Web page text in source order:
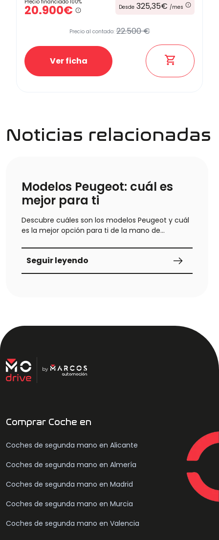
Precio financiado 100%
20.900€ Desde 325,35€ /mes
Precio al contado: 22.500 €
Ver ficha
Noticias relacionadas
Modelos Peugeot: cuál es
mejor para ti
Descubre cuáles son los modelos Peugeot y cuál
es la mejor opción para ti de la mano de
Seguir leyendo
Comprar Coche en
Coches de segunda mano en Alicante
Coches de segunda mano en Almería
Coches de segunda mano en Madrid
Coches de segunda mano en Murcia
Coches de segunda mano en Valencia